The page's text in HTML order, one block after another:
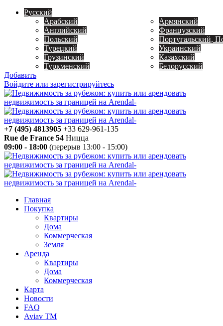
Русский
Арабский
Армянский
Английский
Французский
Польский
Португальский,
Турецкий
Украинский
Грузинский
Казахский
Туркменский
Белорусский
Добавить
Войдите или зарегистрируйтесь
+7 (495) 4813905 +33 629-961-135
Rue de France 54 Ницца
09:00 - 18:00 (перерыв 13:00 - 15:00)
Главная
Покупка
Квартиры
Дома
Коммерческая
Земля
Аренда
Квартиры
Дома
Коммерческая
Карта
Новости
FAQ
Aviav TM